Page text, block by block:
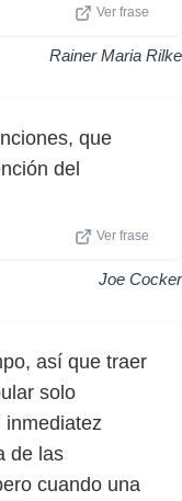
Ver frase
Rainer Maria Rilke
que
del
Ver frase
Joe Cocker
así que traer
solo
inmediatez
de las
cuando una